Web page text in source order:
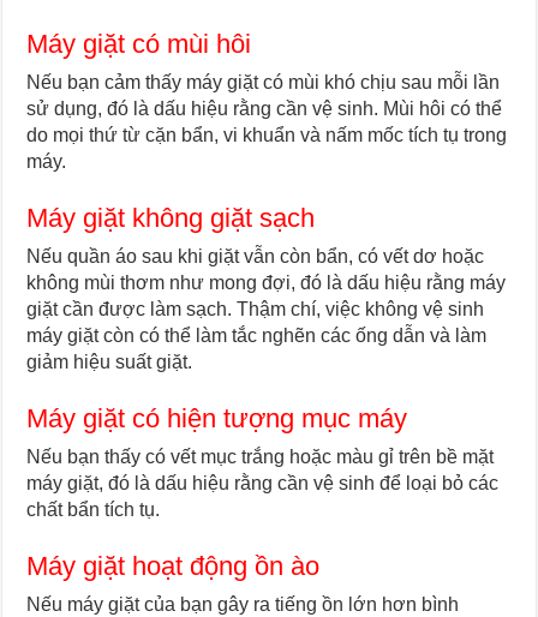
Máy giặt có mùi hôi
Nếu bạn cảm thấy máy giặt có mùi khó chịu sau mỗi lần
sử dụng, đó là dấu hiệu rằng cần vệ sinh. Mùi hôi có thể
do mọi thứ từ cặn bẩn, vi khuẩn và nấm mốc tích tụ trong
máy.
Máy giặt không giặt sạch
Nếu quần áo sau khi giặt vẫn còn bẩn, có vết dơ hoặc
không mùi thơm như mong đợi, đó là dấu hiệu rằng máy
giặt cần được làm sạch. Thậm chí, việc không vệ sinh
máy giặt còn có thể làm tắc nghẽn các ống dẫn và làm
giảm hiệu suất giặt.
Máy giặt có hiện tượng mục máy
Nếu bạn thấy có vết mục trắng hoặc màu gỉ trên bề mặt
máy giặt, đó là dấu hiệu rằng cần vệ sinh để loại bỏ các
chất bẩn tích tụ.
Máy giặt hoạt động ồn ào
Nếu máy giặt của bạn gây ra tiếng ồn lớn hơn bình